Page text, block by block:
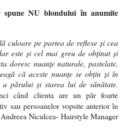
spune NU blondului în anumite
culoare pe partea de reflexe și cea
este și cel mai greu de obținut și
doresc nuanțe naturale, pastelate,
că aceste nuanțe se obțin și în
părului și starea lui de sănătate.
când clienta are un păr foarte
sau persoanelor vopsite anterior în
Niculcea- Hairstyle Manager